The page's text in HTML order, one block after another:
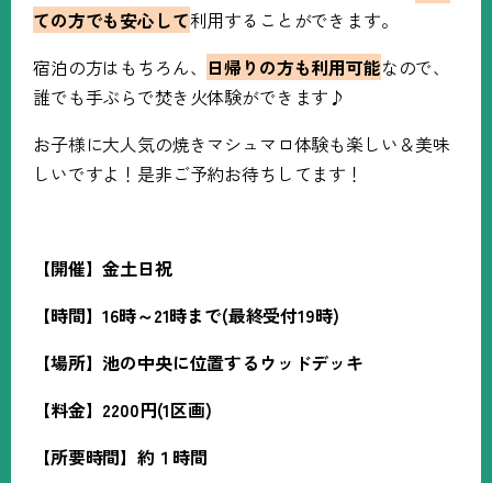
ての方でも安心して利用することができます。
宿泊の方はもちろん、 日帰りの方も利用可能なので、
誰でも手ぶらで焚き火体験ができます♪
お子様に大人気の焼きマシュマロ体験も楽しい＆美味
しいですよ！是非ご予約お待ちしてます！
【開催】金土日祝
【時間】16時～21時まで(最終受付19時)
【場所】池の中央に位置するウッドデッキ
【料金】2200円(1区画)
【所要時間】約１時間